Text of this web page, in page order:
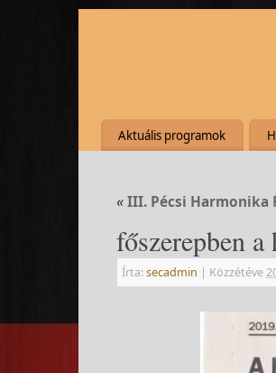
Aktuális programok
«III. Pécsi Harmonika
főszerepben
Írta:secadmin | Közzétéve